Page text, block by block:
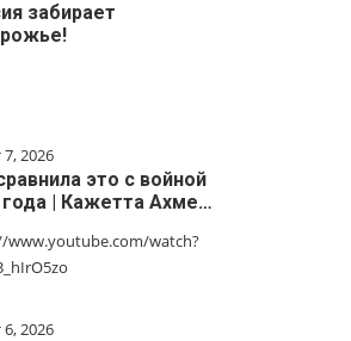
забирает
7, 2026
это с войной
года | Кажетта Ахме…
www.youtube.com/watch?
6, 2026